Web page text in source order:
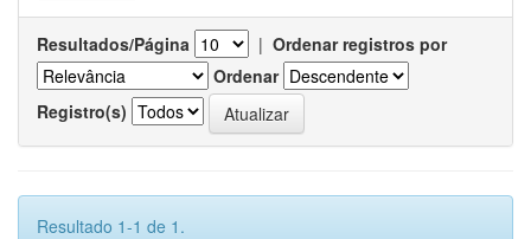
Resultados/Página | Ordenar registros por
Ordenar
Registro(s)
Resultado 1-1 de 1.